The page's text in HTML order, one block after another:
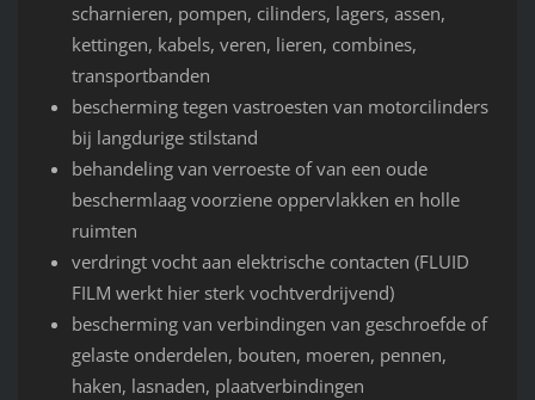
scharnieren, pompen, cilinders, lagers, assen,
kettingen, kabels, veren, lieren, combines,
transportbanden
bescherming tegen vastroesten van motorcilinders
bij langdurige stilstand
behandeling van verroeste of van een oude
beschermlaag voorziene oppervlakken en holle
ruimten
verdringt vocht aan elektrische contacten (FLUID
FILM werkt hier sterk vochtverdrijvend)
bescherming van verbindingen van geschroefde of
gelaste onderdelen, bouten, moeren, pennen,
haken, lasnaden, plaatverbindingen